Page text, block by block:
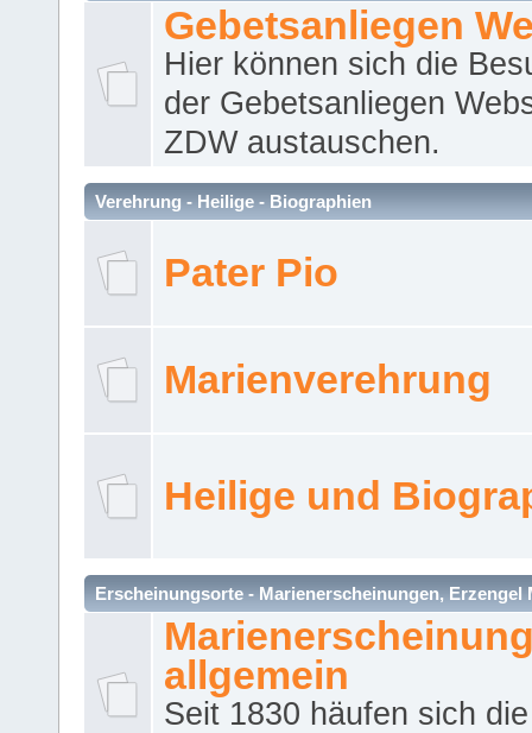
Gebetsanliegen
Hier können sich die
der Gebetsanliegen
ZDW austauschen.
Verehrung - Heilige - Biographien
Pater Pio
Marienverehrung
Heilige und
Erscheinungsorte - Marienerscheinungen, Erzengel
allgemein
Seit 1830 häufen sich